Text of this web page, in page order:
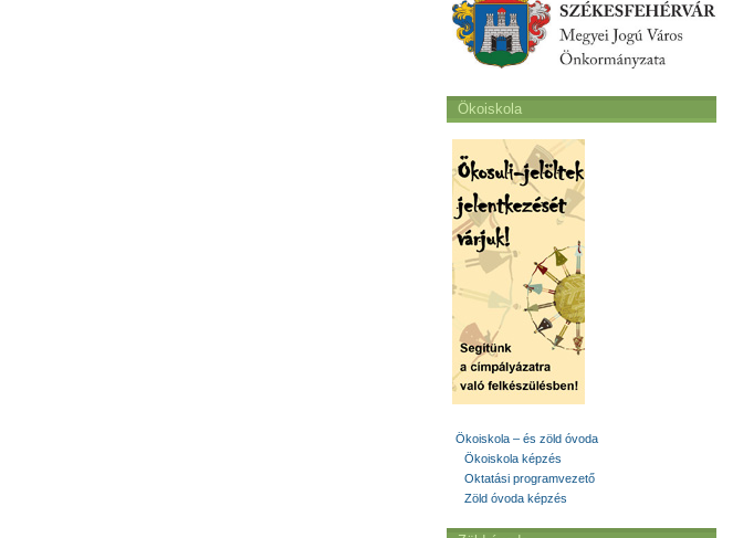
Ökoiskola
Ökoiskola – és zöld óvoda
Ökoiskola képzés
Oktatási programvezető
Zöld óvoda képzés